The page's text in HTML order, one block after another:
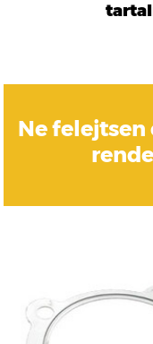
Ne